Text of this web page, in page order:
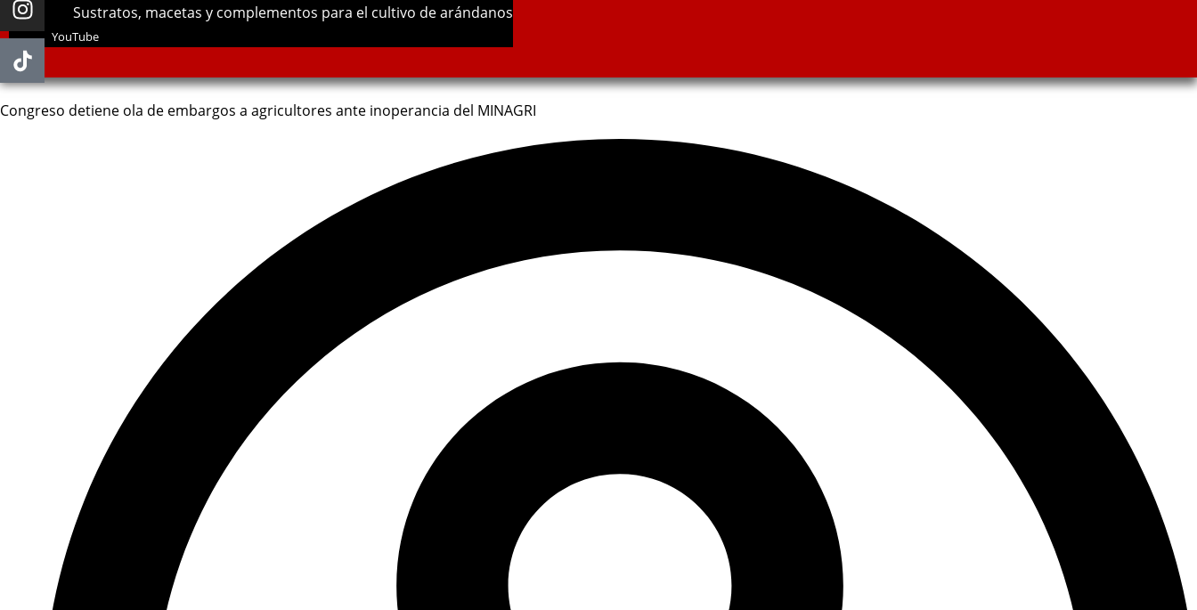
Sustratos, macetas y complementos para el cultivo de arándanos
YouTube
Congreso detiene ola de embargos a agricultores ante inoperancia del MINAGRI